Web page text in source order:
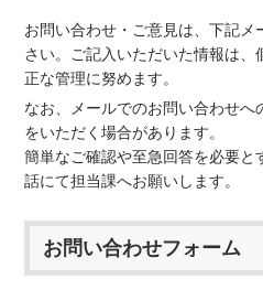
お問い合わせ・ご意見は、下記
さい。ご記入いただいた情報は、
正な管理に努めます。
なお、メールでのお問い合わせへ
をいただく場合があります。
簡単なご確認や至急回答を必要と
話にて担当課へお願いします。
お問い合わせフォーム